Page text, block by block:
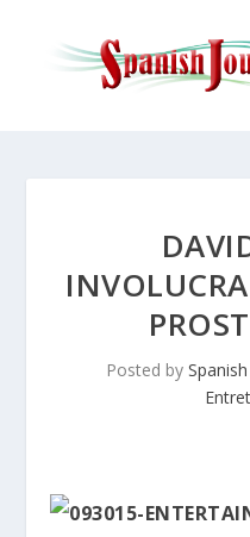
Posted by